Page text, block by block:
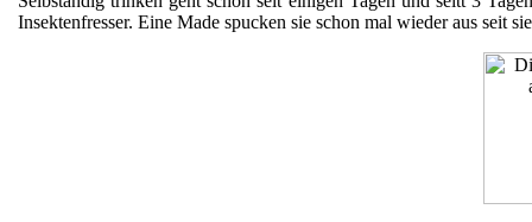
Insektenfresser. Eine Made spucken sie schon mal wieder aus seit